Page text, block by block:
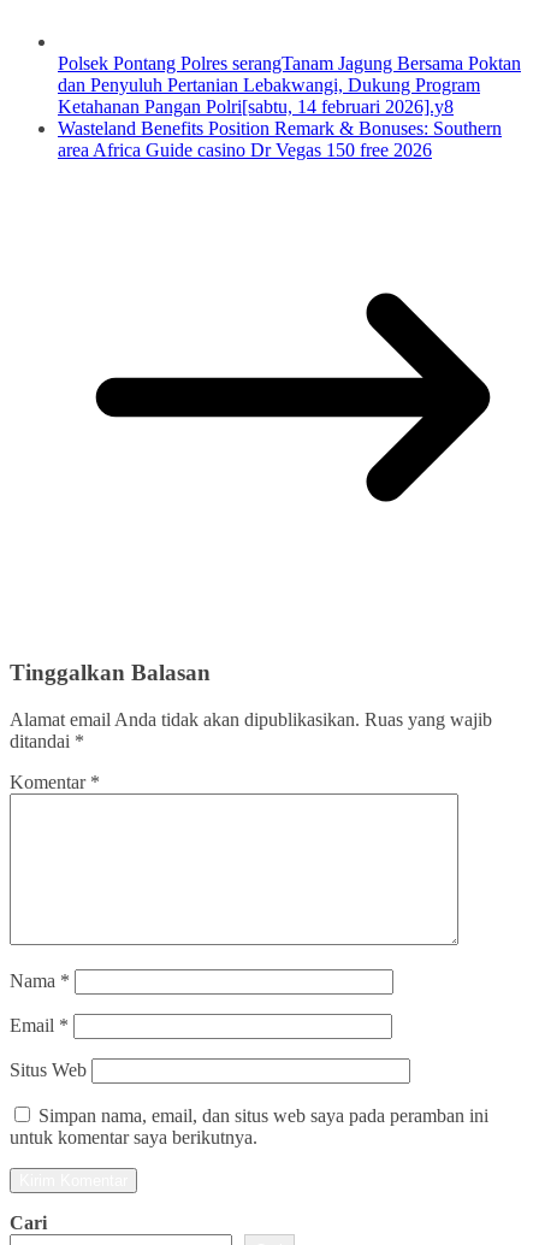
Polsek Pontang Polres serangTanam Jagung Bersama Poktan
dan Penyuluh Pertanian Lebakwangi, Dukung Program
Ketahanan Pangan Polri[sabtu, 14 februari 2026].y8
Wasteland Benefits Position Remark & Bonuses: Southern
area Africa Guide casino Dr Vegas 150 free 2026
Tinggalkan Balasan
Alamat email Anda tidak akan dipublikasikan. Ruas yang wajib
ditandai *
Komentar *
Nama *
Email *
Situs Web
Simpan nama, email, dan situs web saya pada peramban ini
untuk komentar saya berikutnya.
Cari